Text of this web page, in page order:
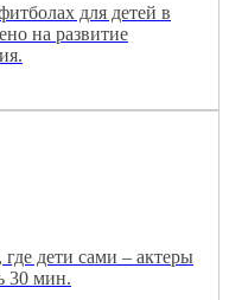
для детей в
на развитие
дети сами – актеры
30 мин.